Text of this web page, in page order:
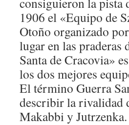
1906 el «Equipo de
Otoño organizado
lugar en las
Santa de Cracovia»
los dos mejores
El término Guerra
describir la rivalidad
Makabbi y Jutrzenka.